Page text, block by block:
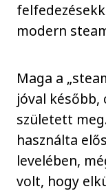
modern
Maga a
jóval később,
született
használta
levelében,
volt, hogy